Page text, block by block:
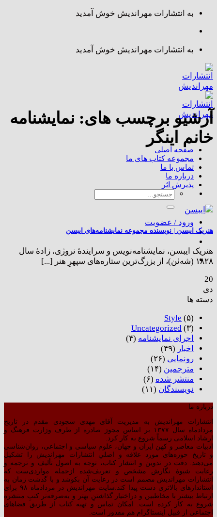
Skip
content
به انتشارات مهراندیش خوش آمدید
به انتشارات مهراندیش خوش آمدید
صفحه اصلی
مجموعه کتاب های ما
تماس با ما
درباره ما
پذیرش اثر
جستجو
برای:
ورود / عضویت
آرشیو برچسب های: نمایشنامه
خانم اینگر
هنریک ایبسن | نویسنده مجموعه نمایشنامه‌های ایبسن
هنریک ایبسن، نمایشنامه‌نویس و سرایندۀ نروژی، زادۀ سال
۱۸۲۸ (شه‌ئن)، از بزرگ‌ترین ستاره‌های سپهرِ هنر [...]
20
دی
دسته ها
Style (۵)
Uncategorized (۳)
اجرای نمایشنامه (۴)
اخبار (۴۹)
رونمایی (۲۶)
مترجمین (۱۴)
منتشر شده (۶)
نویسندگان (۱۱)
درباره ما
انتشارات مهراندیش به مدیریت آقای مهدی سجودی مقدم در تاریخ
مردادماه سال ۱۳۷۷ بر اساس مجوز صادره از طرف وزارت فرهنگ و
ارشاد اسلامی رسماً شروع به کار کرد.
ادبیات معاصر و کهن ایران و جهان، علوم سیاسی و اجتماعی، روان‌شناسی
و تاریخ حوزه‌های مورد علاقه و اصلیِ انتشارات مهراندیش را تشکیل
می‌دهند. دقت در تدوین و انتشار کتاب،‌ توجه به اصول تألیف و ترجمه و
رعایت شیوهٔ نگارش مشخص و تعریف‌شده ازجمله مواردی‌ست که
انتشارات مهراندیش مصمم است در رعایت آن بکوشد و با گذشت زمان به
استاندارهای بالاتری دست پیدا کند.سایت مهراندیش در مردادماه ۹۸ برای
ارتباط بیشتر با مخاطبین و دراختیار گذاشتنِ بهتر و به‌صرفه‌تر کتبِ منتشره
شروع به کار کرده است. امکان تماس و تهیه کتاب از طریق فضاهای
اجتماعی از قبیل اینستاگرام هم مقدور است.